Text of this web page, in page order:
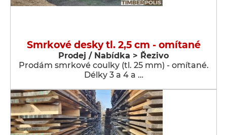
Smrkové desky tl. 2,5 cm - omítané
Prodej / Nabídka > Řezivo
Prodám smrkové coulky (tl. 25 mm) - omítané.
Délky 3 a 4 a …